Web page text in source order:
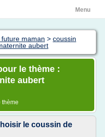
Menu
maman > coussin
aubert
le thème :
aubert
thème
le coussin de